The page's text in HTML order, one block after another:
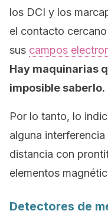
los DCI y los
el contacto
sus campos
Hay maquinarias
imposible saberlo.
Por lo tanto, lo
alguna
distancia con
elementos
Detectores de